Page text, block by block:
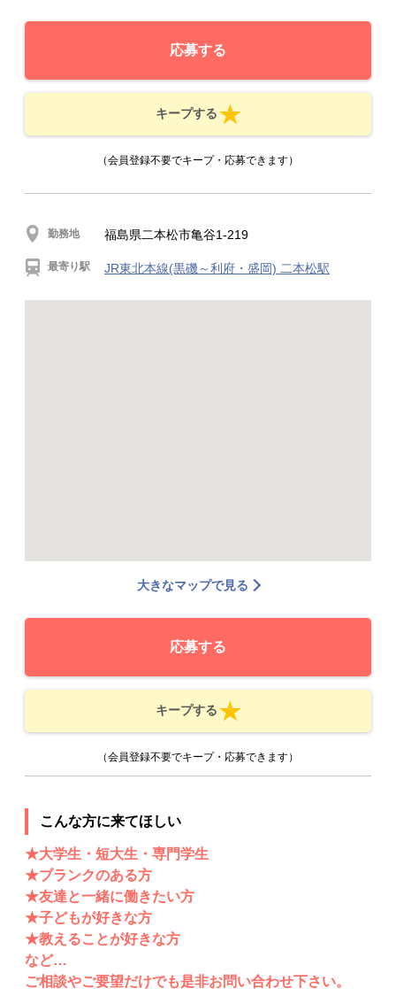
応募する
キープする
（会員登録不要でキープ・応募できます）
勤務地 福島県二本松市亀谷1-219
最寄り駅 JR東北本線(黒磯～利府・盛岡) 二本松駅
大きなマップで見る
応募する
キープする
（会員登録不要でキープ・応募できます）
こんな方に来てほしい
★大学生・短大生・専門学生
★ブランクのある方
★友達と一緒に働きたい方
★子どもが好きな方
★教えることが好きな方
など…
ご相談やご要望だけでも是非お問い合わせ下さい。